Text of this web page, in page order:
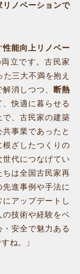
ノベーションで
性能向上リノベー
両立です。古民家
た三大不満を抱え
消しつつ、
断熱
快適に暮らせる
、古民家の建築
事業であったと
根ざしたつくりの
代につなげてい
ちは全国古民家再
進事例や手法に
アップデートし
技術や経験をベ
安全で魅力ある
ね。」